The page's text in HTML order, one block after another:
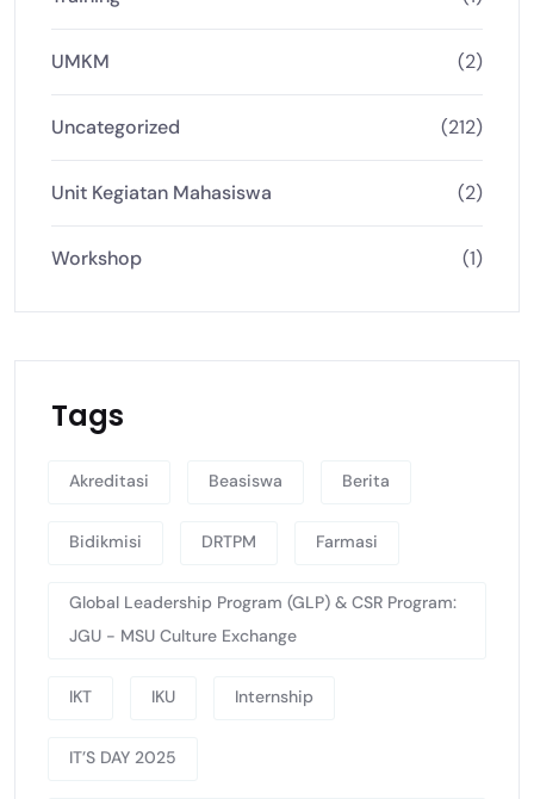
UMKM (2)
Uncategorized (212)
Unit Kegiatan Mahasiswa (2)
Workshop (1)
Tags
Akreditasi Beasiswa Berita
Bidikmisi DRTPM Farmasi
Global Leadership Program (GLP) & CSR Program:
JGU - MSU Culture Exchange
IKT IKU Internship
IT’S DAY 2025